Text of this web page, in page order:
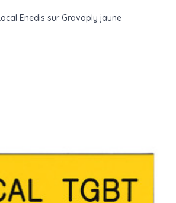
Enedis sur Gravoply jaune